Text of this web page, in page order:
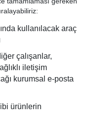
kullanılacak araç
çalışanlar,
iletişim
kurumsal e-posta
ürünlerin